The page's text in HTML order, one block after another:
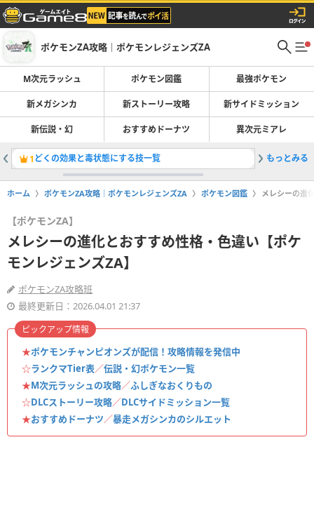
ポケモンZA攻略｜ポケモンレジェンズZA
M次元ラッシュ ポケモン図鑑 最強ポケモン
新メガシンカ 新ストーリー攻略 新サイドミッション
新伝説・幻 おすすめドーナツ 異次元ミアレ
1どくの効果と毒状態にする技一覧 2
もっとみる
ホーム ポケモンZA攻略｜ポケモンレジェンズZA ポケモン図鑑 メレシーの進
【ポケモンZA】
メレシーの進化とおすすめ性格・色違い【ポケ
モンレジェンズZA】
ポケモンZA攻略班
最終更新日：2026.04.01 21:37
★ポケモンチャンピオンズが配信！攻略情報を発信中
☆ランクマTier表／伝説・幻ポケモン一覧
★M次元ラッシュの攻略／ふしぎなおくりもの
☆DLCストーリー攻略／DLCサイドミッション一覧
★おすすめドーナツ／暴走メガシンカのシルエット
ピックアップ情報